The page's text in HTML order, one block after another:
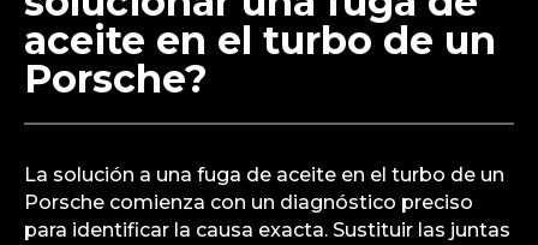
aceite en el turbo de un
Porsche?
La solución a una fuga de aceite en el turbo de un
Porsche comienza con un diagnóstico preciso
para identificar la causa exacta. Sustituir las juntas